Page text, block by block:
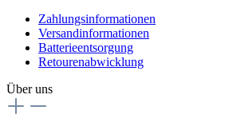
Zahlungsinformationen
Versandinformationen
Batterieentsorgung
Retourenabwicklung
Über uns